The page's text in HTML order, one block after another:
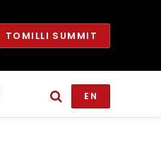
TOMILLI SUMMIT
EN